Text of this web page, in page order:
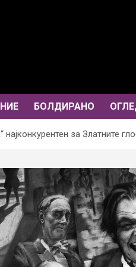
НИЕ БОЛДИРАНО
најконкурентен за Златните